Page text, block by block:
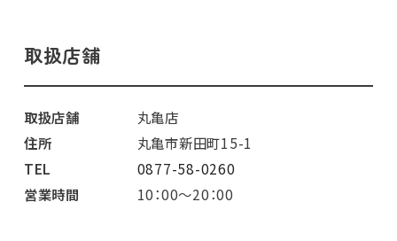
取扱店舗
取扱店舗
丸亀店
住所
丸亀市新田町15-1
TEL
0877-58-0260
営業時間
10：00～20：00